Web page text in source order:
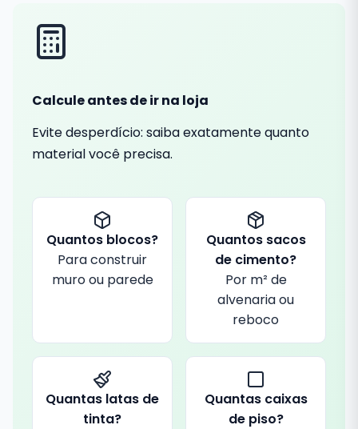
Calcule antes de ir na loja
Evite desperdício: saiba exatamente quanto
material você precisa.
Quantos blocos?
Para construir
muro ou parede
Quantos sacos
de cimento?
Por m² de
alvenaria ou
reboco
Quantas latas de
tinta?
Quantas caixas
de piso?